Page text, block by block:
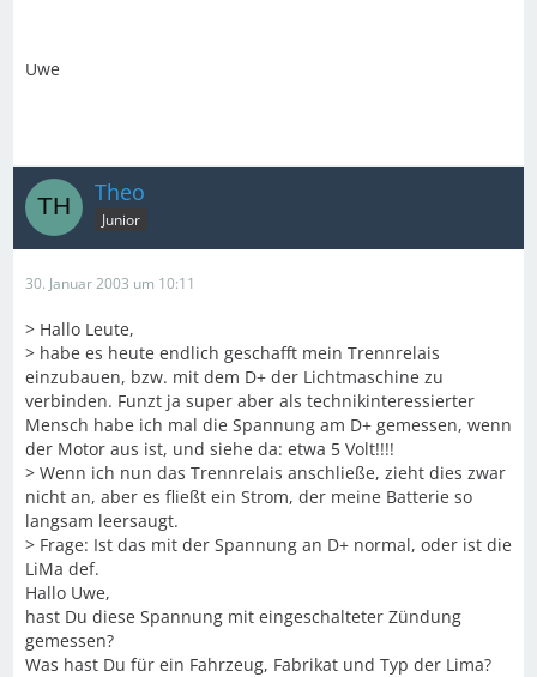
Uwe
Theo
Junior
30. Januar 2003 um 10:11
> Hallo Leute,
> habe es heute endlich geschafft mein Trennrelais
einzubauen, bzw. mit dem D+ der Lichtmaschine zu
verbinden. Funzt ja super aber als technikinteressierter
Mensch habe ich mal die Spannung am D+ gemessen, wenn
der Motor aus ist, und siehe da: etwa 5 Volt!!!!
> Wenn ich nun das Trennrelais anschließe, zieht dies zwar
nicht an, aber es fließt ein Strom, der meine Batterie so
langsam leersaugt.
> Frage: Ist das mit der Spannung an D+ normal, oder ist die
LiMa def.
Hallo Uwe,
hast Du diese Spannung mit eingeschalteter Zündung
gemessen?
Was hast Du für ein Fahrzeug, Fabrikat und Typ der Lima?